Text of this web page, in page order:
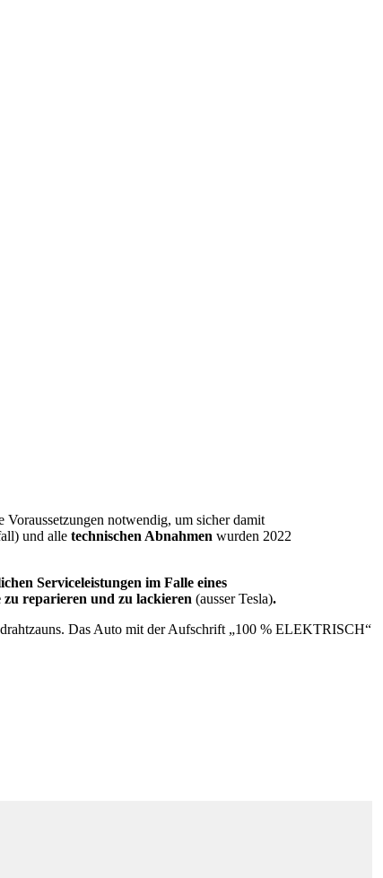
notwendig, um sicher damit
und alle technischen Abnahmen wurden 2022
Serviceleistungen im Falle eines
reparieren und zu lackieren (ausser Tesla).